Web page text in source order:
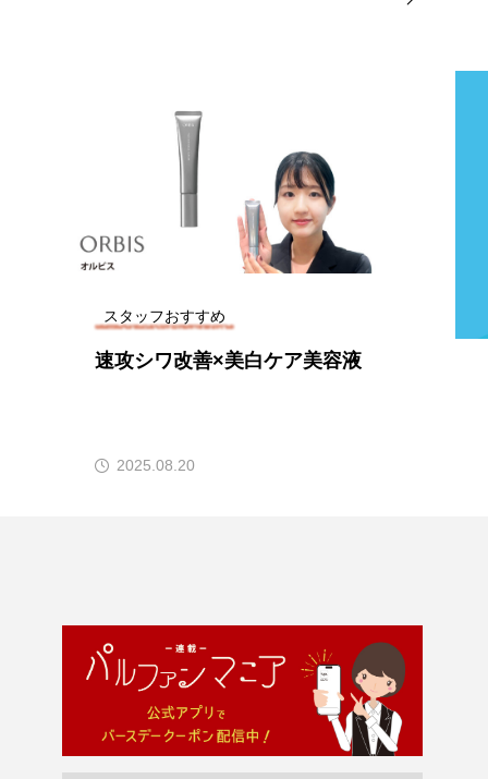
スタッフおすすめ
速攻シワ改善×美白ケア美容液
2025.08.20